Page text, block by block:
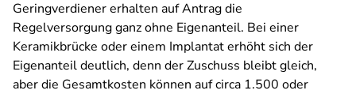
Geringverdiener erhalten auf Antrag die
Regelversorgung ganz ohne Eigenanteil. Bei einer
Keramikbrücke oder einem Implantat erhöht sich der
Eigenanteil deutlich, denn der Zuschuss bleibt gleich,
aber die Gesamtkosten können auf circa 1.500 oder